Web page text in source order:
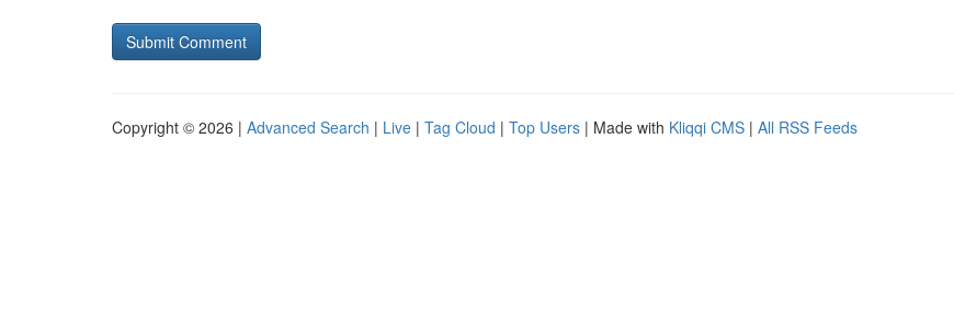
Copyright © 2026 | Advanced Search | Live | Tag Cloud | Top Users | Made with Kliqqi CMS | All RSS Feeds